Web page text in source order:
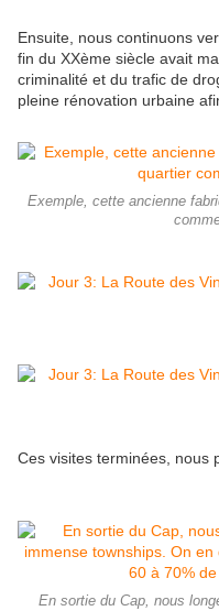
Ensuite, nous continuons
fin du XXème siècle avait
criminalité et du trafic de
pleine rénovation urbaine
Exemple, cette ancienne
Ces visites terminées, nous
En sortie du Cap, nous